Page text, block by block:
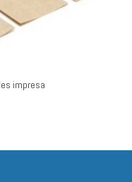
impresa